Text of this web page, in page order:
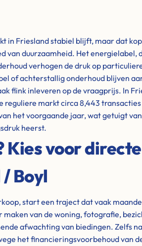
in Friesland stabiel blijft, maar dat
van duurzaamheid. Het energielabel,
verhogen de druk op
of achterstallig onderhoud blijven
flink inleveren op de vraagprijs. In
reguliere markt circa 8,443
het voorgaande jaar, wat getuigt
heerst.
Kies voor directe
Boyl
start een traject dat vaak
van de woning, fotografie,
afwachting van biedingen. Zelfs
het financieringsvoorbehoud van